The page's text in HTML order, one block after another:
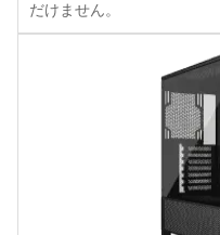
だけません。